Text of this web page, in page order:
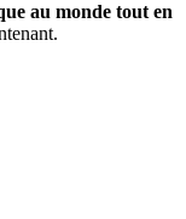
au monde tout en